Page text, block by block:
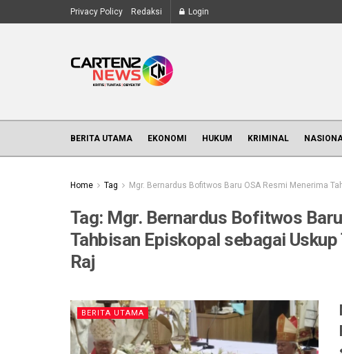
Privacy Policy Redaksi Login
BERITA UTAMA EKONOMI HUKUM KRIMINAL
Home Tag Mgr. Bernardus Bofitwos Baru OSA Resmi Menerima
Tag: Mgr. Bernardus Bofitwos
Tahbisan Episkopal sebagai
Raj
BERITA UTAMA